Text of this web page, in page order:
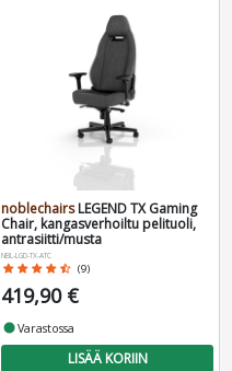
noblechairsLEGEND TX Gaming
Chair, kangasverhoiltu pelituoli,
antrasiitti/musta
NBL-LGD-TX-ATC
star star star star star_half (9)
419,90 €
fiber_manual_recordVarastossa
LISÄÄ KORIIN